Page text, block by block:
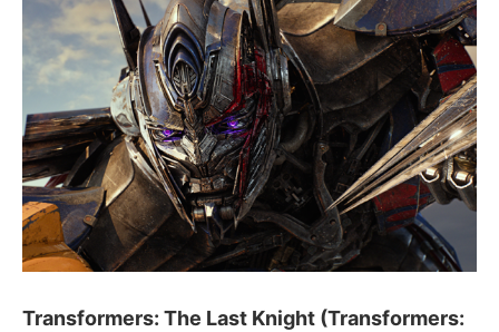
Transformers: The Last Knight (Transformers: